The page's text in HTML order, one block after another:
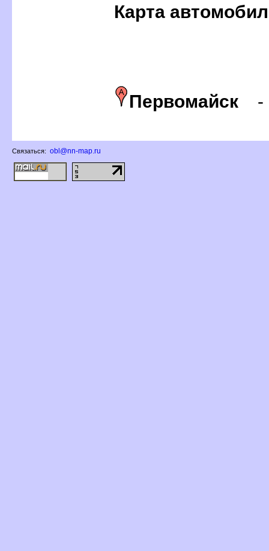
Карта
Первомайск
Связаться: obl@nn-map.ru